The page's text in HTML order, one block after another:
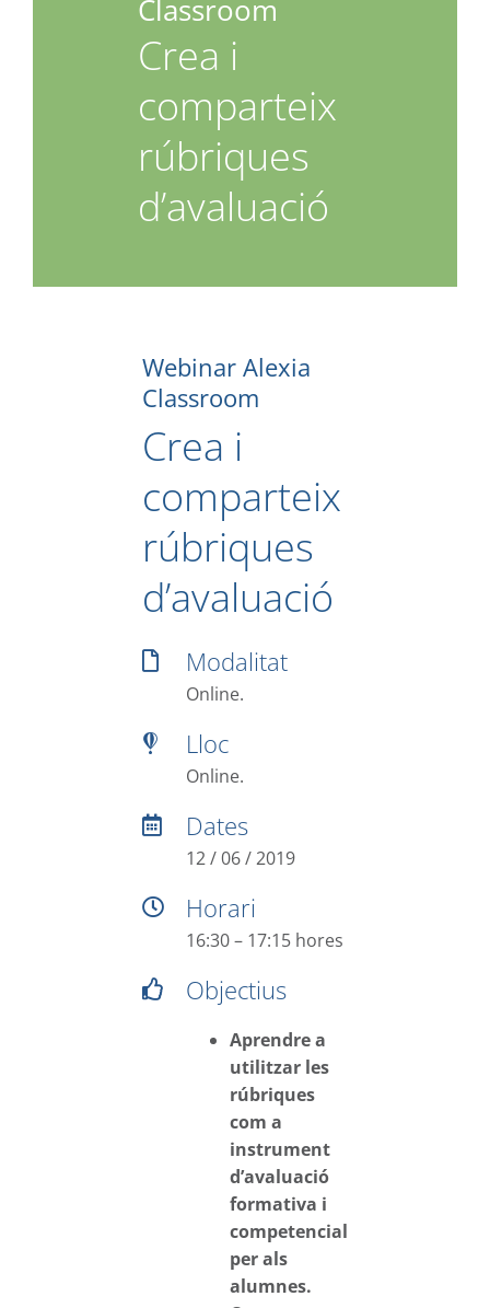
Classroom
Crea i
comparteix
rúbriques
d’avaluació
Webinar Alexia
Classroom
Crea i
comparteix
rúbriques
d’avaluació
Modalitat
Online.
Lloc
Online.
Dates
12 / 06 / 2019
Horari
16:30 – 17:15 hores
Objectius
Aprendre a
utilitzar les
rúbriques
com a
instrument
d’avaluació
formativa i
competencial
per als
alumnes.